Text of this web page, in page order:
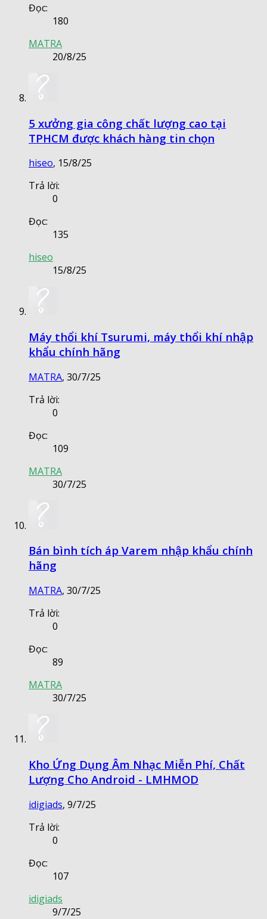
Đọc:
180
MATRA
20/8/25
5 xưởng gia công chất lượng cao tại
TPHCM được khách hàng tin chọn
hiseo, 15/8/25
Trả lời:
0
Đọc:
135
hiseo
15/8/25
Máy thổi khí Tsurumi, máy thổi khí nhập
khẩu chính hãng
MATRA, 30/7/25
Trả lời:
0
Đọc:
109
MATRA
30/7/25
Bán bình tích áp Varem nhập khẩu chính
hãng
MATRA, 30/7/25
Trả lời:
0
Đọc:
89
MATRA
30/7/25
Kho Ứng Dụng Âm Nhạc Miễn Phí, Chất
Lượng Cho Android - LMHMOD
idigiads, 9/7/25
Trả lời:
0
Đọc:
107
idigiads
9/7/25